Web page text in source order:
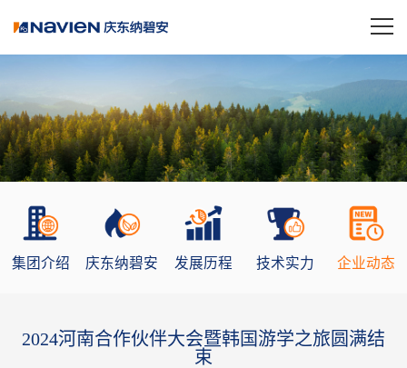
集团介绍 庆东纳碧安 发展历程 技术实力 企业动态
2024河南合作伙伴大会暨韩国游学之旅圆满结
束